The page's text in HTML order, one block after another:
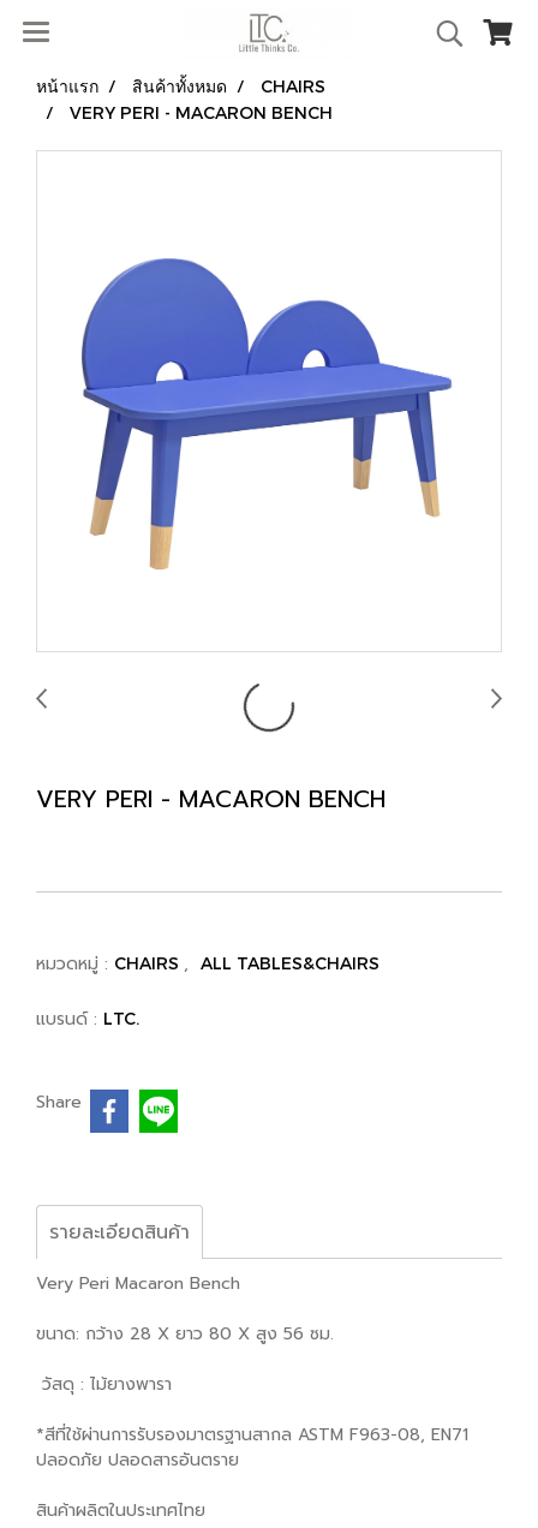
หน้าแรก สินค้าทั้งหมด
CHAIRS
VERY PERI - MACARON BENCH
VERY PERI - MACARON BENCH
หมวดหมู่ : CHAIRS , ALL TABLES&CHAIRS
แบรนด์ : LTC.
Share
รายละเอียดสินค้า
Very Peri Macaron Bench
ขนาด: กว้าง 28 X ยาว 80 X สูง 56 ซม.
วัสดุ : ไม้ยางพารา
*สีที่ใช้ผ่านการรับรองมาตรฐานสากล ASTM F963-08, EN71
ปลอดภัย ปลอดสารอันตราย
สินค้าผลิตในประเทศไทย